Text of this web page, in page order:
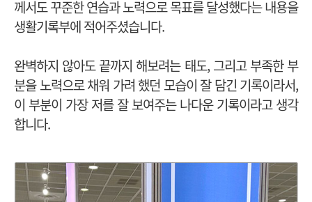
께서도 꾸준한 연습과 노력으로 목표를 달성했다는 내용을
생활기록부에 적어주셨습니다.
완벽하지 않아도 끝까지 해보려는 태도, 그리고 부족한 부
분을 노력으로 채워 가려 했던 모습이 잘 담긴 기록이라서,
이 부분이 가장 저를 잘 보여주는 나다운 기록이라고 생각
합니다.